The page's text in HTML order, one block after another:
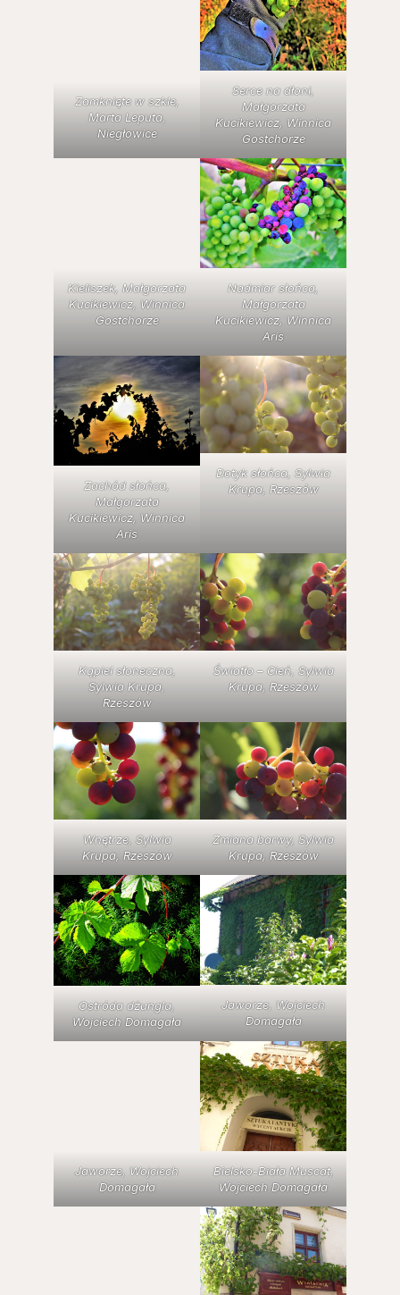
Zamknięte w szkle,
Marta Leputa,
Niegłowice
Serce na dłoni,
Małgorzata
Kucikiewicz, Winnica
Gostchorze
Kieliszek, Małgorzata
Kucikiewicz, Winnica
Gostchorze
Nadmiar słońca,
Małgorzata
Kucikiewicz, Winnica
Aris
Zachód słońca,
Małgorzata
Kucikiewicz, Winnica
Aris
Dotyk słońca, Sylwia
Krupa, Rzeszów
Kąpiel słoneczna,
Sylwia Krupa,
Rzeszów
Światło – Cień, Sylwia
Krupa, Rzeszów
Wnętrze, Sylwia
Krupa, Rzeszów
Zmiana barwy, Sylwia
Krupa, Rzeszów
Ostróda dżungla,
Wojciech Domagała
Jaworze, Wojciech
Domagała
Jaworze, Wojciech
Domagała
Bielsko-Biała Muscat,
Wojciech Domagała